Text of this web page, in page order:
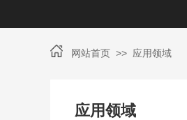
网站首页 >> 应用领域
应用领域